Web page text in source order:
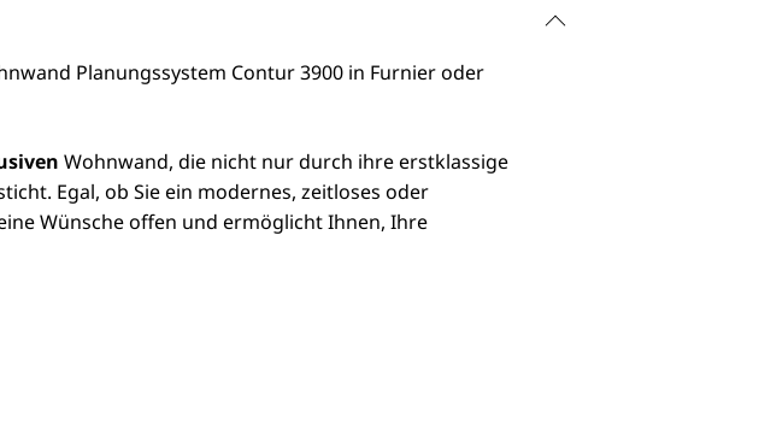
Planungssystem Contur 3900 in Furnier oder
Wohnwand, die nicht nur durch ihre erstklassige
Egal, ob Sie ein modernes, zeitloses oder
Wünsche offen und ermöglicht Ihnen, Ihre